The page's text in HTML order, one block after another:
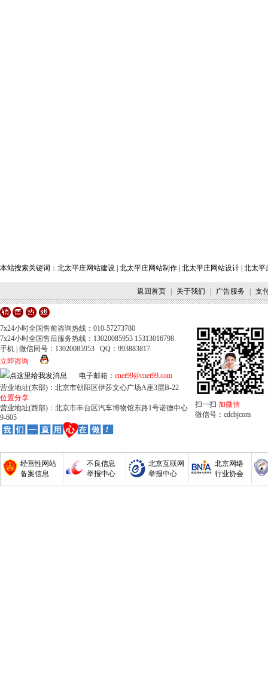
本站搜索关键词： 北太平庄网站建设 北太平庄网站制作 北太平庄网站设计 北太平
返回首页 关于我们 广告服务 支
7x24小时全国售前咨询热线：010-57273780
7x24小时全国售后服务热线：13020085953 15313016798
手机 | 微信同号：13020085953 QQ：993883817
立即咨询
电子邮箱： cnet99@cnet99.com
营业地址(东部)：北京市朝阳区伊莎文心广场A座3层B-22
位置分享
营业地址(西部)：北京市丰台区汽车博物馆东路1号诺德中心
9-605
扫一扫 加微信
微信号：cdcbjcom
经营性网站
备案信息
不良信息
举报中心
北京互联网
举报中心
北京网络
行业协会